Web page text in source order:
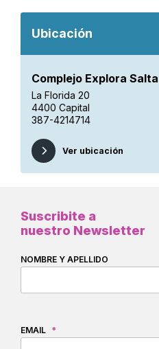
Ubicación
Complejo Explora Salta
La Florida 20
4400 Capital
387-4214714
Ver ubicación
Suscribite a
nuestro Newsletter
NOMBRE Y APELLIDO
EMAIL *